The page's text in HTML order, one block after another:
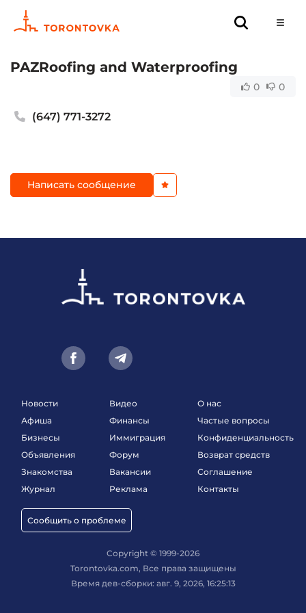
PAZRoofing and Waterproofing
0 0
(647) 771-3272
Написать сообщение
Новости
Афиша
Бизнесы
Объявления
Знакомства
Журнал
Сообщить о проблеме
Видео
Финансы
Иммиграция
Форум
Вакансии
Реклама
О нас
Частые вопросы
Конфиденциальность
Возврат средств
Соглашение
Контакты
Copyright © 1999-2026
Torontovka.com, Все права защищены
Время дев-сборки: авг. 9, 2026, 16:25:13